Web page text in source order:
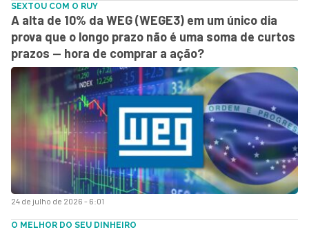
24 de julho de 2026 - 6:01
SEXTOU COM O RUY
A alta de 10% da WEG (WEGE3) em um único dia
prova que o longo prazo não é uma soma de curtos
prazos — hora de comprar a ação?
O MELHOR DO SEU DINHEIRO